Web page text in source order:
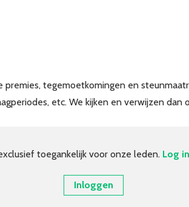
premies, tegemoetkomingen en
etc. We kijken en verwijzen dan
toegankelijk voor onze leden. Log in
Inloggen